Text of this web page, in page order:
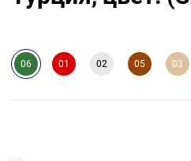
06 01 02 05 03